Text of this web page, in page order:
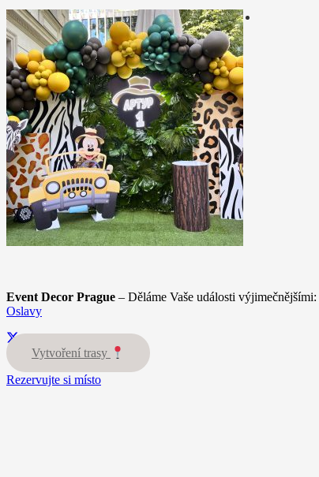
Event Decor Prague – Děláme Vaše události výjimečnějšími:
Oslavy
Vytvoření trasy
Rezervujte si místo